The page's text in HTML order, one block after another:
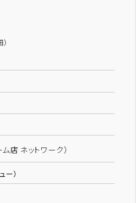
店 ネットワーク）
ー）